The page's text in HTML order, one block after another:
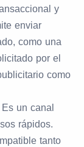
y
enviar
como una
por el
como
Es un canal
rápidos.
tanto